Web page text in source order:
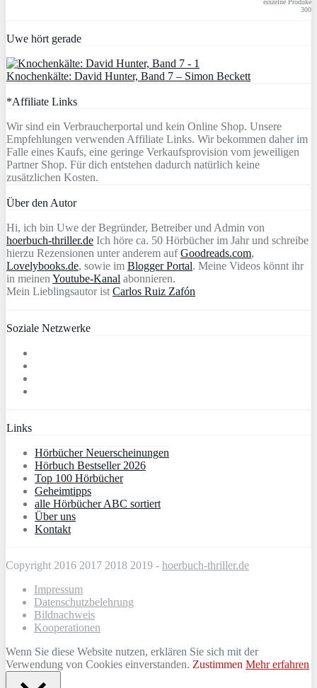
einzelne Produke
300
Uwe hört gerade
Knochenkälte: David Hunter, Band 7 – Simon Beckett
*Affiliate Links
Wir sind ein Verbraucherportal und kein Online Shop. Unsere
Empfehlungen verwenden Affiliate Links. Wir bekommen daher im
Falle eines Kaufs, eine geringe Verkaufsprovision vom jeweiligen
Partner Shop. Für dich entstehen dadurch natürlich keine
zusätzlichen Kosten.
Über den Autor
Hi, ich bin Uwe der Begründer, Betreiber und Admin von
hoerbuch-thriller.de Ich höre ca. 50 Hörbücher im Jahr und schreibe
hierzu Rezensionen unter anderem aufGoodreads.com,
Lovelybooks.de, sowie im Blogger Portal. Meine Videos könnt ihr
in meinen Youtube-Kanal abonnieren.
Mein Lieblingsautor ist Carlos Ruiz Zafón
Soziale Netzwerke
Links
Hörbücher Neuerscheinungen
Hörbuch Bestseller 2026
Top 100 Hörbücher
Geheimtipps
alle Hörbücher ABC sortiert
Über uns
Kontakt
Copyright 2016 2017 2018 2019 - hoerbuch-thriller.de
Impressum
Datenschutzbelehrung
Bildnachweis
Kooperationen
Wenn Sie diese Website nutzen, erklären Sie sich mit der
Verwendung von Cookies einverstanden. Zustimmen Mehr erfahren